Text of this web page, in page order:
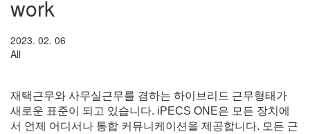
work
2023. 02. 06
All
재택근무와 사무실근무를 겸하는 하이브리드 근무형태가
새로운 표준이 되고 있습니다. iPECS ONE은 모든 장치에
서 언제 어디서나 통합 커뮤니케이션을 제공합니다. 모든 근